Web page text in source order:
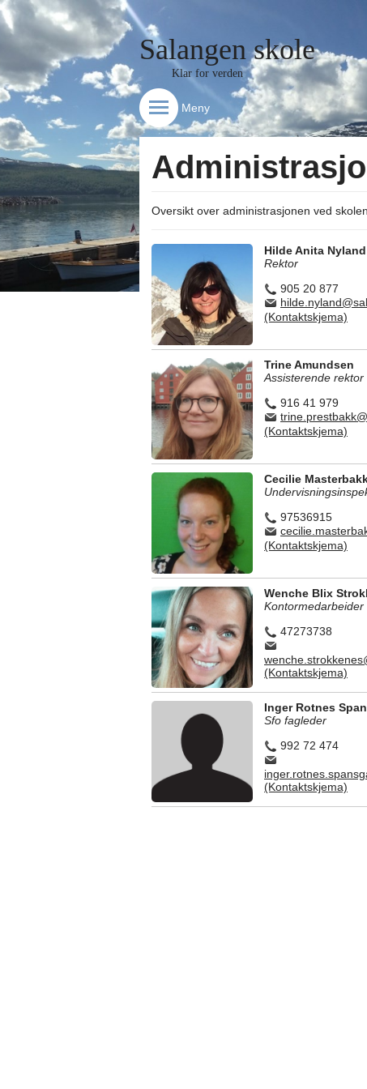
Salangen skole
Klar for verden
Meny
Oversikt over administrasjonen ved skolen.
Hilde Anita Nyland
Rektor
905 20 877
(Kontaktskjema)
Trine Amundsen
Assisterende rektor
916 41 979
(Kontaktskjema)
Cecilie
97536915
(Kontaktskjema)
Wenche Blix
Kontormedarbeider
47273738
(Kontaktskjema)
Inger Rotnes
Sfo fagleder
992 72 474
(Kontaktskjema)